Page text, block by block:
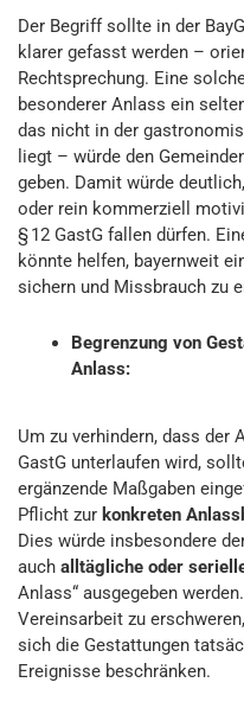
Der Begriff sollte in der
klarer gefasst werden –
Rechtsprechung. Eine
besonderer Anlass ein
das nicht in der
liegt – würde den
geben. Damit würde
oder rein kommerziell
§ 12 GastG fallen dürfen.
könnte helfen, bayernweit
sichern und Missbrauch zu
Begrenzung von
Anlass:
Um zu verhindern, dass der
GastG unterlaufen wird,
ergänzende Maßgaben
Pflicht zur konkreten
Dies würde insbesondere
auch alltägliche oder
Anlass“ ausgegeben
Vereinsarbeit zu
sich die Gestattungen
Ereignisse beschränken.